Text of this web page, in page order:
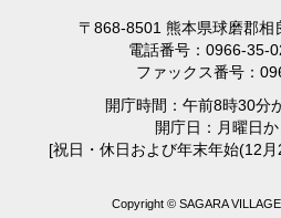
〒868-8501 熊本県球磨郡相
電話番号：0966-35-
ファックス番号：
開庁時間：午前8時30分
開庁日：月曜日か
[祝日・休日および年末年始(12
Copyright © SAGARA